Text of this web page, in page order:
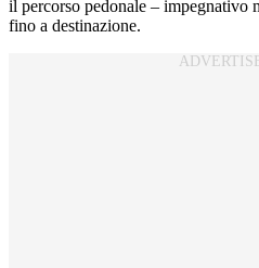
il percorso pedonale – impegnativo
fino a destinazione.